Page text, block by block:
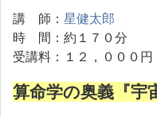
講 師： 星健太郎
時 間：約１７０分
受講料：１２，０００円
算命学の奥義『宇